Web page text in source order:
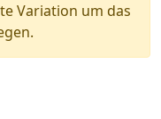
Variation um das